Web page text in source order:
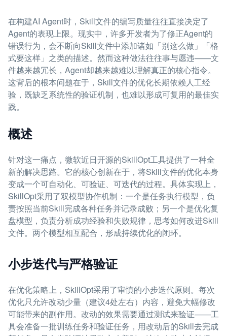
在构建AI Agent时，Skill文件的编写质量往往直接决定了
Agent的表现上限。现实中，许多开发者为了修正Agent的
错误行为，会不断向Skill文件中添加诸如「别这么做」「格
式要这样」之类的描述。然而这种做法往往事与愿违——文
件越来越冗长，Agent却越来越难以理解真正的核心指令。
这背后的根本问题在于，Skill文件的优化长期依赖人工经
验，既缺乏系统性的验证机制，也难以形成可复用的最佳实
践。
概述
针对这一痛点，微软近日开源的SkillOpt工具提供了一种全
新的解决思路。它的核心创新在于，将Skill文件的优化本身
变成一个可自动化、可验证、可迭代的过程。具体实现上，
SkillOpt采用了双模型协作机制：一个是任务执行模型，负
责按照当前Skill完成各种任务并记录成败；另一个是优化复
盘模型，负责分析成功经验和失败规律，思考如何改进Skill
文件。两个模型相互配合，形成持续优化的闭环。
小步迭代与严格验证
在优化策略上，SkillOpt采用了审慎的小步迭代原则。每次
优化只允许改动少量（建议4处左右）内容，避免大幅修改
可能带来的副作用。改动的效果需要通过测试来验证——工
具会准备一批训练任务和验证任务，用改动后的Skill去完成